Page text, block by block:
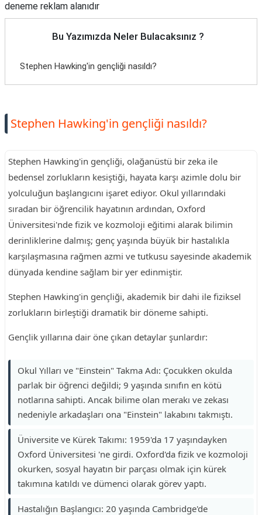
deneme reklam alanıdır
Bu Yazımızda Neler Bulacaksınız ?
Stephen Hawking'in gençliği nasıldı?
Stephen Hawking'in gençliği nasıldı?
Stephen Hawking'in gençliği, olağanüstü bir zeka ile
bedensel zorlukların kesiştiği, hayata karşı azimle dolu bir
yolculuğun başlangıcını işaret ediyor. Okul yıllarındaki
sıradan bir öğrencilik hayatının ardından, Oxford
Üniversitesi'nde fizik ve kozmoloji eğitimi alarak bilimin
derinliklerine dalmış; genç yaşında büyük bir hastalıkla
karşılaşmasına rağmen azmi ve tutkusu sayesinde akademik
dünyada kendine sağlam bir yer edinmiştir.
Stephen Hawking'in gençliği, akademik bir dahi ile fiziksel
zorlukların birleştiği dramatik bir döneme sahipti.
Gençlik yıllarına dair öne çıkan detaylar şunlardır:
Okul Yılları ve "Einstein" Takma Adı: Çocukken okulda
parlak bir öğrenci değildi; 9 yaşında sınıfın en kötü
notlarına sahipti. Ancak bilime olan merakı ve zekası
nedeniyle arkadaşları ona "Einstein" lakabını takmıştı.
Üniversite ve Kürek Takımı: 1959'da 17 yaşındayken
Oxford Üniversitesi 'ne girdi. Oxford'da fizik ve kozmoloji
okurken, sosyal hayatın bir parçası olmak için kürek
takımına katıldı ve dümenci olarak görev yaptı.
Hastalığın Başlangıcı: 20 yaşında Cambridge'de